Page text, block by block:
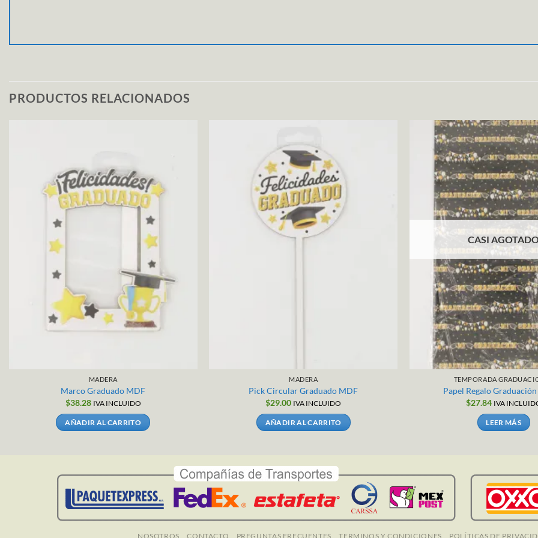
PRODUCTOS RELACIONADOS
MADERA
Marco Graduado MDF
$38.28 IVA INCLUIDO
AÑADIR AL CARRITO
MADERA
Pick Circular Graduado MDF
$29.00 IVA INCLUIDO
AÑADIR AL CARRITO
CASI
TEMPORADA
Papel Regalo
$27.84 IVA
LEER MÁS
NOSOTROS CONTACTO PREGUNTAS FRECUENTES TERMINOS Y CONDICIONES POLÍTICAS DE